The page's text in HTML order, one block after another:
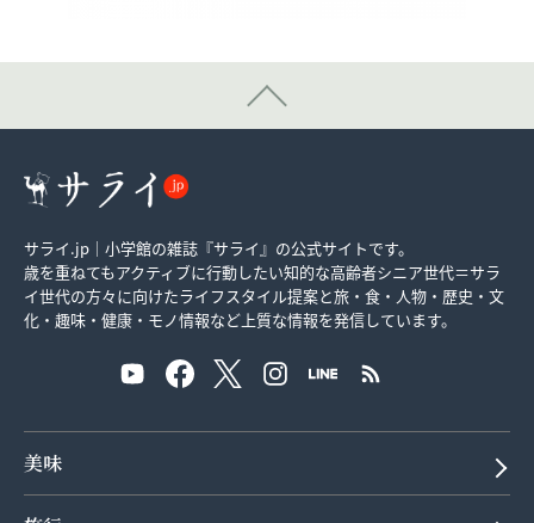
サライ.jp｜小学館の雑誌『サライ』の公式サイトです。
歳を重ねてもアクティブに行動したい知的な高齢者シニア世代＝サラ
イ世代の方々に向けたライフスタイル提案と旅・食・人物・歴史・文
化・趣味・健康・モノ情報など上質な情報を発信しています。
美味